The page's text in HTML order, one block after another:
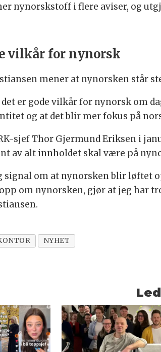
nynorskstoff i flere aviser, og
vilkår for nynorsk
mener at nynorsken står
det er gode vilkår for nynorsk om
og at det blir mer fokus på
sjef Thor Gjermund Eriksen i
av alt innholdet skal være på
signal om at nynorsken blir løftet
om nynorsken, gjør at jeg har
NYHET